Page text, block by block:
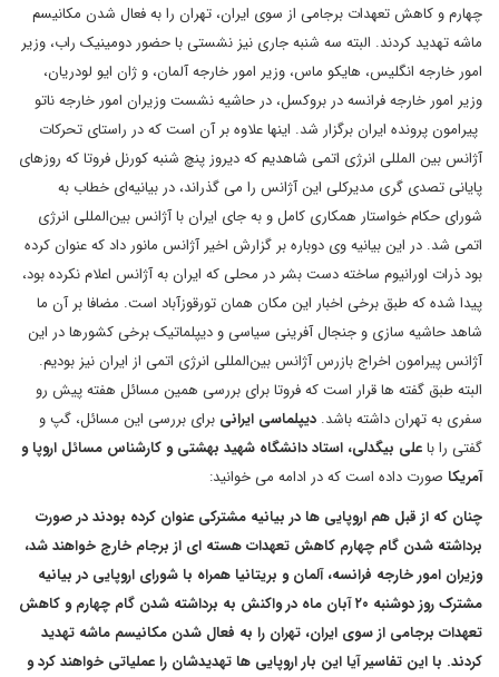
چهارم و کاهش تعهدات برجامی از سوی ایران، تهران را به فعال شدن مکانیسم
ماشه تهدید کردند. البته سه شنبه جاری نیز نشستی با حضور دومینیک راب، وزیر
امور خارجه انگلیس، هایکو ماس، وزیر امور خارجه آلمان، و ژان ایو لودریان،
وزیر امور خارجه فرانسه در بروکسل، در حاشیه نشست وزیران امور خارجه ناتو
پیرامون پرونده ایران برگزار شد. اینها علاوه بر آن است که در راستای تحرکات
آژانس بین المللی انرژی اتمی شاهدیم که دیروز پنچ شنبه کورنل فروتا که روزهای
پایانی تصدی گری مدیرکلی این آژانس را می گذراند، در بیانیه‌ای خطاب به
شورای حکام خواستار همکاری کامل و به جای ایران با آژانس بین‌المللی انرژی
اتمی شد. در این بیانیه وی دوباره بر گزارش اخیر آژانس مانور داد که عنوان کرده
بود ذرات اورانیوم ساخته دست بشر در محلی که ایران به آژانس اعلام نکرده بود،
پیدا شده که طبق برخی اخبار این مکان همان تورقوزآباد است. مضافا بر آن ما
شاهد حاشیه سازی و جنجال آفرینی سیاسی و دیپلماتیک برخی کشورها در این
آژانس پیرامون اخراج بازرس آژانس بین‌المللی انرژی اتمی از ایران نیز بودیم.
البته طبق گفته ها قرار است که فروتا برای بررسی همین مسائل هفته پیش رو
سفری به تهران داشته باشد. دیپلماسی ایرانی برای بررسی این مسائل، گپ و
گفتی را باعلی بیگدلی، استاد دانشگاه شهید بهشتی و کارشناس مسائل اروپا و
آمریکا صورت داده است که در ادامه می خوانید:
چنان که از قبل هم اروپایی ها در بیانیه مشترکی عنوان کرده بودند در صورت
برداشته شدن گام چهارم کاهش تعهدات هسته ای از برجام خارج خواهند شد،
وزیران امور خارجه فرانسه، آلمان و بریتانیا همراه با شورای اروپایی در بیانیه
مشترک روز دوشنبه ۲۰ آبان ماه در واکنش به برداشته شدن گام چهارم و کاهش
تعهدات برجامی از سوی ایران، تهران را به فعال شدن مکانیسم ماشه تهدید
کردند. با این تفاسیر آیا این بار اروپایی ها تهدیدشان را عملیاتی خواهند کرد و